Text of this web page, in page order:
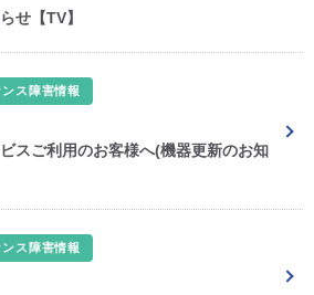
せ【TV】
ンス障害情報
スご利用のお客様へ(機器更新のお知
ンス障害情報